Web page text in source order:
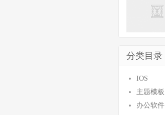
分类目录
IOS
主题模板
办公软件